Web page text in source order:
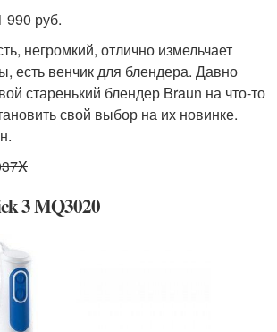
990 руб.
негромкий, отлично измельчает
есть венчик для блендера. Давно
старенький блендер Braun на что-то
свой выбор на их новинке.
3 MQ3020